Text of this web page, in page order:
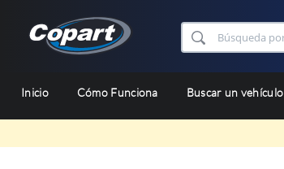
Inicio Cómo Funciona Buscar un vehículo